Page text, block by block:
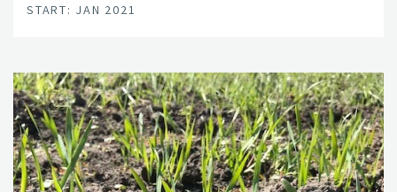
START: JAN 2021